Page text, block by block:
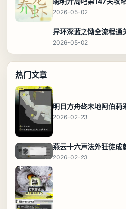
2026-05-02
异环深蓝之恸全流程通
2026-05-02
热门文章
2026-02-23
燕云十六声法外狂徒成
2026-02-23